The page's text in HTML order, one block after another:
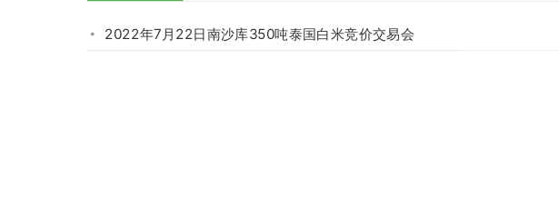
2022年7月22日南沙库350吨泰国白米竞价交易会